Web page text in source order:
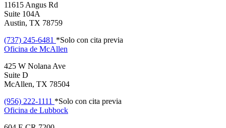
11615 Angus Rd
Suite 104A
Austin, TX 78759
(737) 245-6481 *Solo con cita previa
Oficina de McAllen
425 W Nolana Ave
Suite D
McAllen, TX 78504
(956) 222-1111 *Solo con cita previa
Oficina de Lubbock